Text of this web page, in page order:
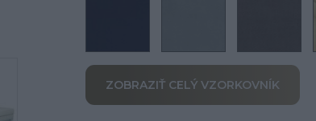
ZOBRAZIŤ CELÝ VZORKOVNÍK